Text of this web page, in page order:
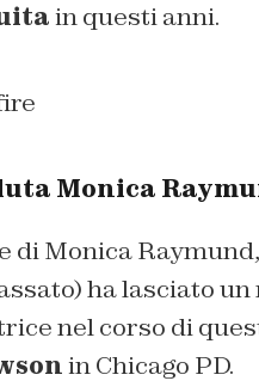
in questi anni.
Monica
di Monica
ha lasciato
nel corso di
in Chicago PD.